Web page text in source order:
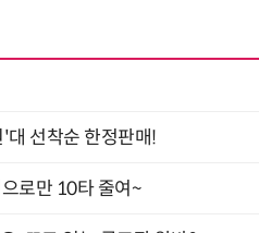
선착순 한정판매!
로만 10타 줄여~